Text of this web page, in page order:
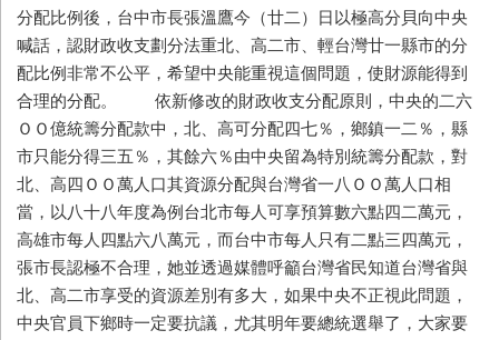
分配比例後，台中市長張溫鷹今（廿二）日以極高分貝向中央
喊話，認財政收支劃分法重北、高二市、輕台灣廿一縣市的分
配比例非常不公平，希望中央能重視這個問題，使財源能得到
合理的分配。 依新修改的財政收支分配原則，中央的二六
ＯＯ億統籌分配款中，北、高可分配四七％，鄉鎮一二％，縣
市只能分得三五％，其餘六％由中央留為特別統籌分配款，對
北、高四ＯＯ萬人口其資源分配與台灣省一八ＯＯ萬人口相
當，以八十八年度為例台北市每人可享預算數六點四二萬元，
高雄市每人四點六八萬元，而台中市每人只有二點三四萬元，
張市長認極不合理，她並透過媒體呼籲台灣省民知道台灣省與
北、高二市享受的資源差別有多大，如果中央不正視此問題，
中央官員下鄉時一定要抗議，尤其明年要總統選舉了，大家要